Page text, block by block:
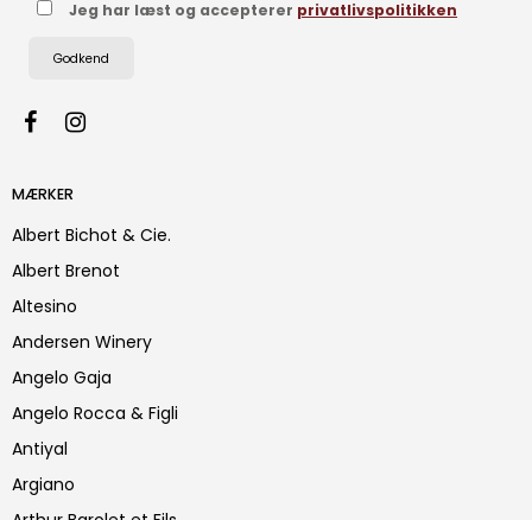
Jeg har læst og accepterer privatlivspolitikken
Godkend
MÆRKER
Albert Bichot & Cie.
Albert Brenot
Altesino
Andersen Winery
Angelo Gaja
Angelo Rocca & Figli
Antiyal
Argiano